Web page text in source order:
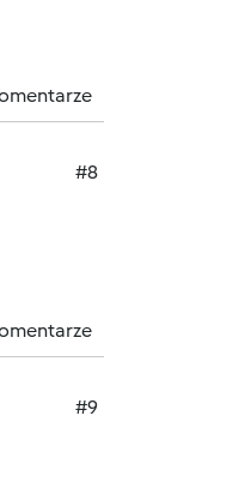
#8
#9